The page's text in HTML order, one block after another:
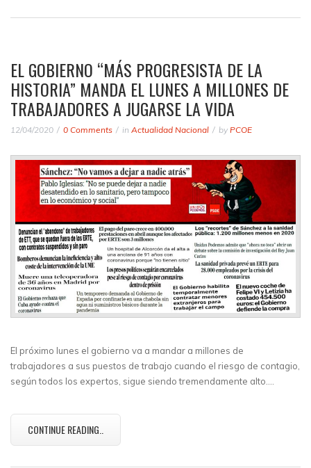
EL GOBIERNO “MÁS PROGRESISTA DE LA
HISTORIA” MANDA EL LUNES A MILLONES DE
TRABAJADORES A JUGARSE LA VIDA
12/04/2020 0 Comments in Actualidad Nacional by PCOE
El próximo lunes el gobierno va a mandar a millones de
trabajadores a sus puestos de trabajo cuando el riesgo de contagio,
según todos los expertos, sigue siendo tremendamente alto.…
CONTINUE READING..